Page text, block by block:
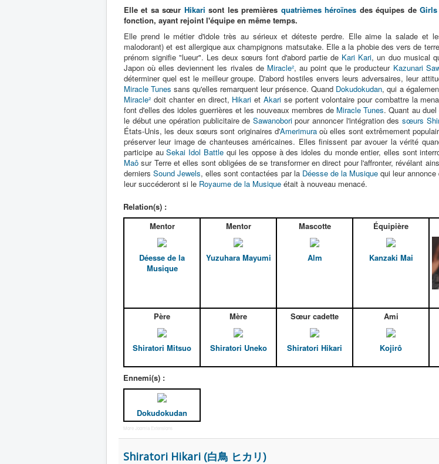
Elle et sa sœur Hikari sont les premières quatrièmes héroïnes des équipes de
fonction, ayant rejoint l'équipe en même temps.
Elle prend le métier d'idole très au sérieux et déteste perdre. Elle aime la salade et
malodorant) et est allergique aux champignons matsutake. Elle a la phobie des vers de
prénom signifie "lueur". Les deux sœurs font d'abord partie de Kari Kari, un duo musical
Japon où elles deviennent les rivales de Miracle², au point que le producteur Kazunari
déterminer quel est le meilleur groupe. D'abord hostiles envers leurs adversaires, leur
Miracle Tunes sans qu'elles remarquent leur présence. Quand Dokudokudan, qui a
Miracle² doit chanter en direct, Hikari etAkari se portent volontaire pour combattre la
font d'elles des idoles guerrières et les nouveaux membres de Miracle Tunes. Quant au
le début une opération publicitaire de Sawanoboripour annoncer l'intégration dessœurs
États-Unis, les deux sœurs sont originaires d'Amerimuraoù elles sont extrêmement
préserver leur image de chanteuses américaines. Elles finissent par avouer la vérité
participe auSekai Idol Battlequi les oppose à des idoles du monde entier, elles sont
Maô sur Terre et elles sont obligées de se transformer en direct pour l'affronter, révélant
derniersSound Jewels, elles sont contactées par la Déesse de la Musiquequi leur annonce
leur succéderont si le Royaume de la Musique était à nouveau menacé.
Relation(s) :
Mentor
Déesse de la
Musique
Mentor
Yuzuhara Mayumi
Mascotte
Alm
Équipière
Kanzaki Mai
Père
Shiratori Mitsuo
Mère
Shiratori Uneko
Sœur cadette
Shiratori Hikari
Ami
Kojirô
Ennemi(s) :
Dokudokudan
More Joomla Extensions
Shiratori Hikari (白鳥 ヒカリ)